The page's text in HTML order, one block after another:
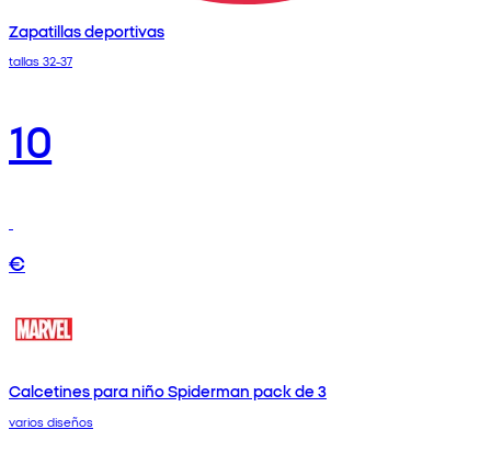
Zapatillas deportivas
tallas 32-37
10
€
Calcetines para niño Spiderman pack de 3
varios diseños